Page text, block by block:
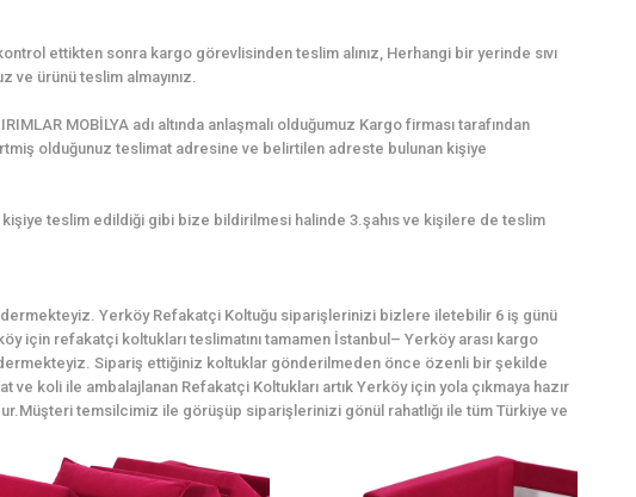
ettikten sonra kargo görevlisinden teslim alınız, Herhangi bir yerinde sıvı
ürünü teslim almayınız.
MOBİLYA adı altında anlaşmalı olduğumuz Kargo firması tarafından
olduğunuz teslimat adresine ve belirtilen adreste bulunan kişiye
kişiye teslim edildiği gibi bize bildirilmesi halinde 3.şahıs ve kişilere de teslim
Yerköy Refakatçi Koltuğu siparişlerinizi bizlere iletebilir 6 iş günü
için refakatçi koltukları teslimatını tamamen İstanbul– Yerköy arası kargo
Sipariş ettiğiniz koltuklar gönderilmeden önce özenli bir şekilde
koli ile ambalajlanan Refakatçi Koltukları artık Yerköy için yola çıkmaya hazır
temsilcimiz ile görüşüp siparişlerinizi gönül rahatlığı ile tüm Türkiye ve